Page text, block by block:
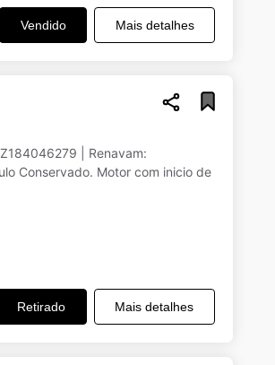
Vendido Mais detalhes
| Renavam:
com inicio de
Retirado Mais detalhes